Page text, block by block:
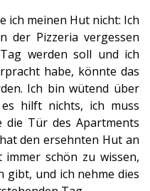
ich meinen Hut nicht: Ich
der Pizzeria vergessen
werden soll und ich
habe, könnte das
Ich bin wütend über
hilft nichts, ich muss
die Tür des Apartments
den ersehnten Hut an
schön zu wissen,
gibt, und ich nehme dies